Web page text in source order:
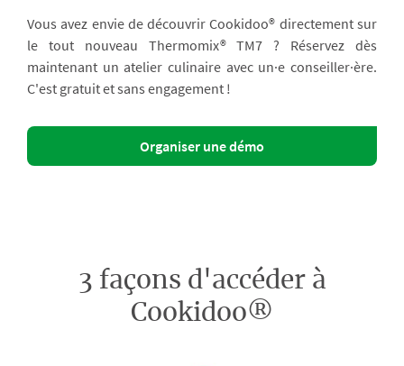
Vous avez envie de découvrir Cookidoo® directement sur
le tout nouveau Thermomix® TM7 ? Réservez dès
maintenant un atelier culinaire avec un·e conseiller·ère.
C'est gratuit et sans engagement !
Organiser une démo
3 façons d'accéder à
Cookidoo®